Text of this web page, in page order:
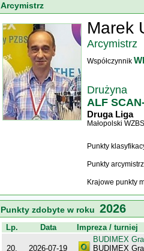
Arcymistrz
Marek
Arcymistrz
Współczynnik
Drużyna
ALF
Druga Liga
Małopolski
Punkty
Punkty
Krajowe punkty
Punkty zdobyte w roku 2026
Lp. Data Impreza / turniej
20. 2026-07-19
BUDIMEX
BUDIMEX